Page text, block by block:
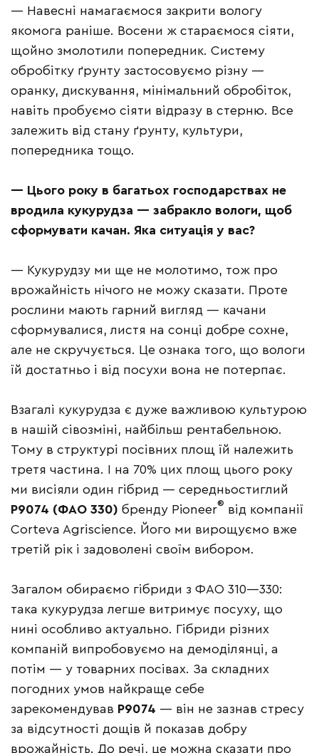
— Навесні намагаємося закрити вологу
якомога раніше. Восени ж стараємося сіяти,
щойно змолотили попередник. Систему
обробітку ґрунту застосовуємо різну —
оранку, дискування, мінімальний обробіток,
навіть пробуємо сіяти відразу в стерню. Все
залежить від стану ґрунту, культури,
попередника тощо.
— Цього року в багатьох господарствах не
вродила кукурудза — забракло вологи, щоб
сформувати качан. Яка ситуація у вас?
— Кукурудзу ми ще не молотимо, тож про
врожайність нічого не можу сказати. Проте
рослини мають гарний вигляд — качани
сформувалися, листя на сонці добре сохне,
але не скручується. Це ознака того, що вологи
їй достатньо і від посухи вона не потерпає.
Взагалі кукурудза є дуже важливою культурою
в нашій сівозміні, найбільш рентабельною.
Тому в структурі посівних площ їй належить
третя частина. І на 70% цих площ цього року
ми висіяли один гібрид — середньостиглий
P9074 (ФАО 330) бренду Pioneer® від компанії
Corteva Agriscience. Його ми вирощуємо вже
третій рік і задоволені своїм вибором.
Загалом обираємо гібриди з ФАО 310—330:
така кукурудза легше витримує посуху, що
нині особливо актуально. Гібриди різних
компаній випробовуємо на демоділянці, а
потім — у товарних посівах. За складних
погодних умов найкраще себе
зарекомендував P9074 — він не зазнав стресу
за відсутності дощів й показав добру
врожайність. До речі, це можна сказати про